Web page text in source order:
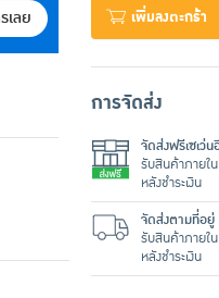
เลย เพิ่มลงตะกร้า
การจัดส่ง
จัดส่งฟรีเซเว่
รับสินค้าภายใ
หลังชำระเงิน
จัดส่งตามที่อยู่
รับสินค้าภายใ
หลังชำระเงิน